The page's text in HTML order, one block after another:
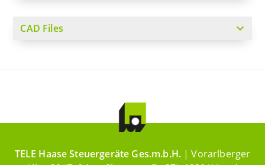
CAD Files expand_more
TELE Haase Steuergeräte Ges.m.b.H. | Vorarlberger